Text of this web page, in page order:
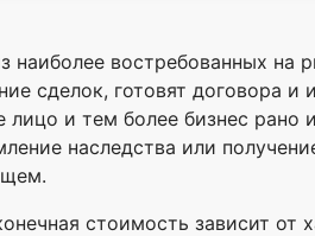
наиболее востребованных на
сделок, готовят договора и
и тем более бизнес рано
наследства или
стоимость зависит от